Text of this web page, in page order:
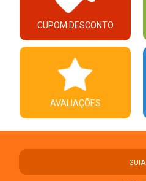
CUPOM DESCONTO
AVALIAÇÕES
GUIA